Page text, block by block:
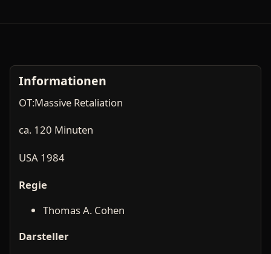
Informationen
OT:Massive Retaliation
ca. 120 Minuten
USA 1984
Regie
Thomas A. Cohen
Darsteller